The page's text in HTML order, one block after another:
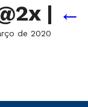
| ←
de 2020